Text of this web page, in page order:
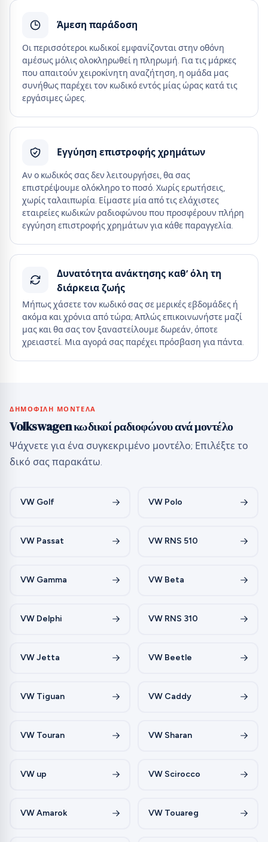
Άμεση παράδοση
Οι περισσότεροι κωδικοί εμφανίζονται στην οθόνη
αμέσως μόλις ολοκληρωθεί η πληρωμή. Για τις μάρκες
που απαιτούν χειροκίνητη αναζήτηση, η ομάδα μας
συνήθως παρέχει τον κωδικό εντός μίας ώρας κατά τις
εργάσιμες ώρες.
Εγγύηση επιστροφής χρημάτων
Αν ο κωδικός σας δεν λειτουργήσει, θα σας
επιστρέψουμε ολόκληρο το ποσό. Χωρίς ερωτήσεις,
χωρίς ταλαιπωρία. Είμαστε μία από τις ελάχιστες
εταιρείες κωδικών ραδιοφώνου που προσφέρουν πλήρη
εγγύηση επιστροφής χρημάτων για κάθε παραγγελία.
Δυνατότητα ανάκτησης καθ’ όλη τη
διάρκεια ζωής
Μήπως χάσετε τον κωδικό σας σε μερικές εβδομάδες ή
ακόμα και χρόνια από τώρα; Απλώς επικοινωνήστε μαζί
μας και θα σας τον ξαναστείλουμε δωρεάν, όποτε
χρειαστεί. Μια αγορά σας παρέχει πρόσβαση για πάντα.
ΔΗΜΟΦΙΛΉ ΜΟΝΤΈΛΑ
Volkswagen κωδικοί ραδιοφώνου ανά μοντέλο
Ψάχνετε για ένα συγκεκριμένο μοντέλο; Επιλέξτε το
δικό σας παρακάτω.
VW Golf VW Polo
VW Passat VW RNS 510
VW Gamma VW Beta
VW Delphi VW RNS 310
VW Jetta VW Beetle
VW Tiguan VW Caddy
VW Touran VW Sharan
VW up VW Scirocco
VW Amarok VW Touareg